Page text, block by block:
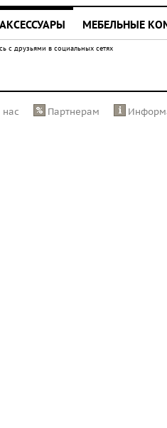
МЕБЕЛЬНЫЕ
с друзьями в социальных сетях
Партнерам